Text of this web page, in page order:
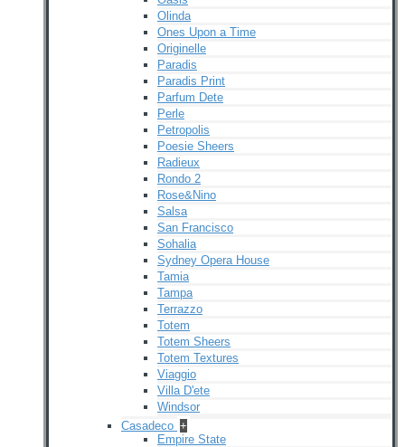
Olinda
Ones Upon a Time
Originelle
Paradis
Paradis Print
Parfum Dete
Perle
Petropolis
Poesie Sheers
Radieux
Rondo 2
Rose&Nino
Salsa
San Francisco
Sohalia
Sydney Opera House
Tamia
Tampa
Terrazzo
Totem
Totem Sheers
Totem Textures
Viaggio
Villa D'ete
Windsor
Casadeco +
Empire State